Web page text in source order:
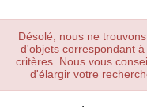
Désolé, nous ne
d'objets correspondant à
critères. Nous vous
d'élargir votre